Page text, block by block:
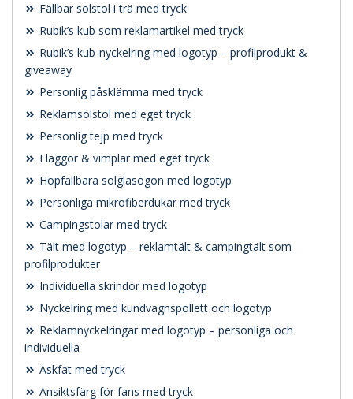
Fällbar solstol i trä med tryck
Rubik’s kub som reklamartikel med tryck
Rubik’s kub-nyckelring med logotyp – profilprodukt &
giveaway
Personlig påsklämma med tryck
Reklamsolstol med eget tryck
Personlig tejp med tryck
Flaggor & vimplar med eget tryck
Hopfällbara solglasögon med logotyp
Personliga mikrofiberdukar med tryck
Campingstolar med tryck
Tält med logotyp – reklamtält & campingtält som
profilprodukter
Individuella skrindor med logotyp
Nyckelring med kundvagnspollett och logotyp
Reklamnyckelringar med logotyp – personliga och
individuella
Askfat med tryck
Ansiktsfärg för fans med tryck